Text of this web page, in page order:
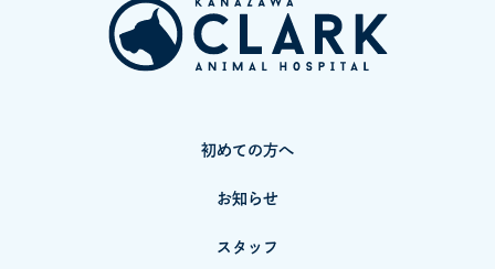
初めての方へ
お知らせ
スタッフ